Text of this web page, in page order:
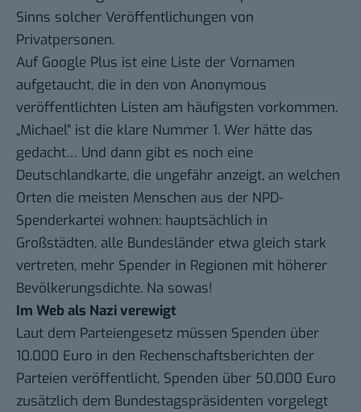
Sinns solcher Veröffentlichungen von
Privatpersonen.
Auf Google Plus ist eine Liste der Vornamen
aufgetaucht, die in den von Anonymous
veröffentlichten Listen am häufigsten vorkommen.
„Michael“ ist die klare Nummer 1. Wer hätte das
gedacht… Und dann gibt es noch eine
Deutschlandkarte, die ungefähr anzeigt, an welchen
Orten die meisten Menschen aus der NPD-
Spenderkartei wohnen: hauptsächlich in
Großstädten, alle Bundesländer etwa gleich stark
vertreten, mehr Spender in Regionen mit höherer
Bevölkerungsdichte. Na sowas!
Im Web als Nazi verewigt
Laut dem Parteiengesetz müssen Spenden über
10.000 Euro in den Rechenschaftsberichten der
Parteien veröffentlicht, Spenden über 50.000 Euro
zusätzlich dem Bundestagspräsidenten vorgelegt